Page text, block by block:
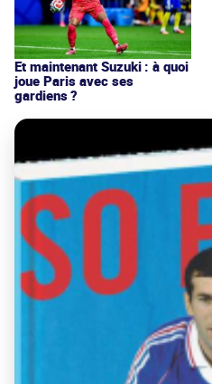
Et maintenant Suzuki : à quoi
joue Paris avec ses
gardiens ?